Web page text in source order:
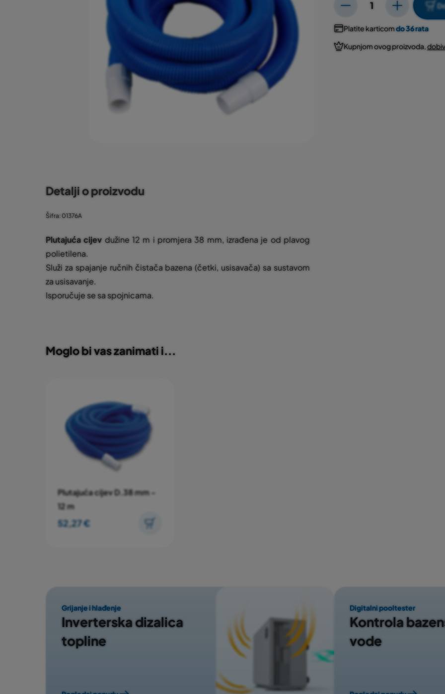
Platite karticomdo 36 rata
Kupnjom ovog proizvoda,
Detalji o proizvodu
Šifra: 01376A
Plutajuća cijev dužine 12 m i promjera 38 mm, izrađena je od plavog
polietilena.
Služi za spajanje ručnih čistača bazena (četki, usisavača) sa sustavom
za usisavanje.
Isporučuje se sa spojnicama.
Moglo bi vas zanimati i...
Plutajuća cijev D.38 mm -
12 m
52,27 €
Grijanje i hlađenje
Inverterska dizalica
topline
Digitalni pooltester
Kontrola
vode